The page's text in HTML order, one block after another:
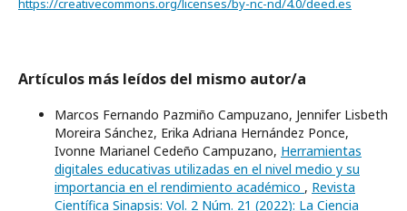
https://creativecommons.org/licenses/by-nc-nd/4.0/deed.es
Artículos más leídos del mismo autor/a
Marcos Fernando Pazmiño Campuzano, Jennifer Lisbeth
Moreira Sánchez, Erika Adriana Hernández Ponce,
Ivonne Marianel Cedeño Campuzano, Herramientas
digitales educativas utilizadas en el nivel medio y su
importancia en el rendimiento académico , Revista
Científica Sinapsis: Vol. 2 Núm. 21 (2022): La Ciencia